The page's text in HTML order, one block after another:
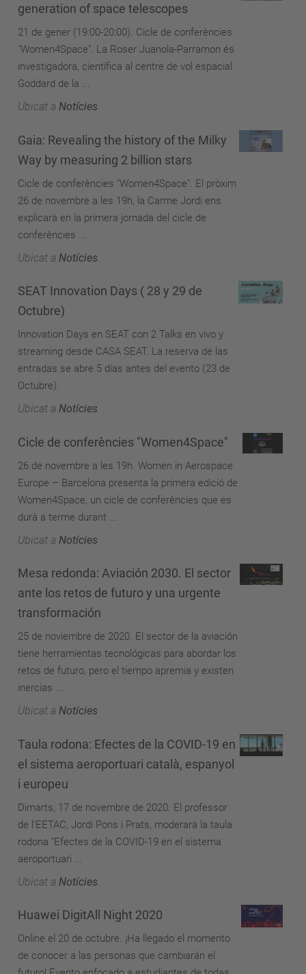
generation of space telescopes
21 de gener (19:00-20:00). Cicle de conferències
"Women4Space". La Roser Juanola-Parramon és
investigadora, científica al centre de vol espacial
Goddard de la ...
Ubicat a Notícies
Gaia: Revealing the history of the Milky
Way by measuring 2 billion stars
Cicle de conferències "Women4Space". El pròxim
26 de novembre a les 19h, la Carme Jordi ens
explicarà en la primera jornada del cicle de
conferències ...
Ubicat a Notícies
SEAT Innovation Days ( 28 y 29 de
Octubre)
Innovation Days en SEAT con 2 Talks en vivo y
streaming desde CASA SEAT. La reserva de las
entradas se abre 5 días antes del evento (23 de
Octubre).
Ubicat a Notícies
Cicle de conferències "Women4Space"
26 de novembre a les 19h. Women in Aerospace
Europe – Barcelona presenta la primera edició de
Women4Space, un cicle de conferències que es
durà a terme durant ...
Ubicat a Notícies
Mesa redonda: Aviación 2030. El sector
ante los retos de futuro y una urgente
transformación
25 de noviembre de 2020. El sector de la aviación
tiene herramientas tecnológicas para abordar los
retos de futuro, pero el tiempo apremia y existen
inercias ...
Ubicat a Notícies
Taula rodona: Efectes de la COVID-19 en
el sistema aeroportuari català, espanyol
i europeu
Dimarts, 17 de novembre de 2020. El professor
de l'EETAC, Jordi Pons i Prats, moderarà la taula
rodona "Efectes de la COVID-19 en el sistema
aeroportuari ...
Ubicat a Notícies
Huawei DigitAll Night 2020
Online el 20 de octubre. ¡Ha llegado el momento
de conocer a las personas que cambiarán el